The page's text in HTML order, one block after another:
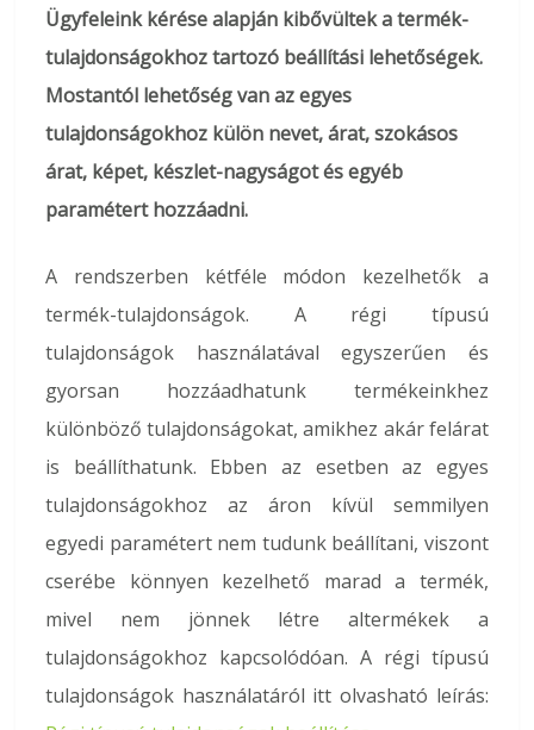
Ügyfeleink kérése alapján kibővültek a termék-
tulajdonságokhoz tartozó beállítási lehetőségek.
Mostantól lehetőség van az egyes
tulajdonságokhoz külön nevet, árat, szokásos
árat, képet, készlet-nagyságot és egyéb
paramétert hozzáadni.
A rendszerben kétféle módon kezelhetők a
termék-tulajdonságok. A régi típusú
tulajdonságok használatával egyszerűen és
gyorsan hozzáadhatunk termékeinkhez
különböző tulajdonságokat, amikhez akár felárat
is beállíthatunk. Ebben az esetben az egyes
tulajdonságokhoz az áron kívül semmilyen
egyedi paramétert nem tudunk beállítani, viszont
cserébe könnyen kezelhető marad a termék,
mivel nem jönnek létre altermékek a
tulajdonságokhoz kapcsolódóan. A régi típusú
tulajdonságok használatáról itt olvasható leírás: